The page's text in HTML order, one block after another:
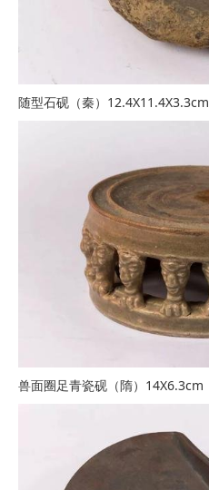
随型石砚（秦）12.4X11.4X3.3cm
兽面圈足青瓷砚（隋）14X6.3cm